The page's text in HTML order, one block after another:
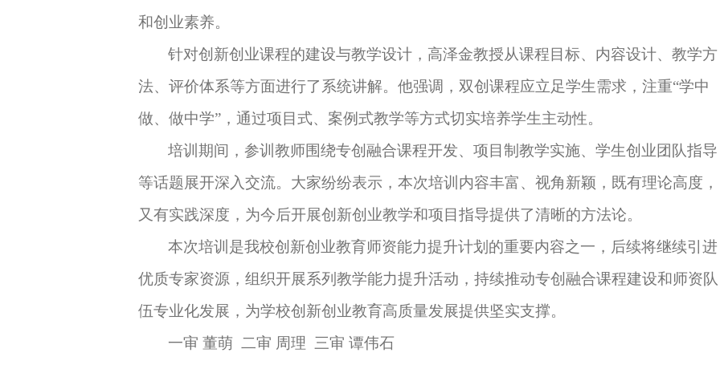
和创业素养。
针对创新创业课程的建设与教学设计 ，高泽金教授从课程目标、内容设计、教学方
法、评价体系等方面进行了系统讲解。他强调，双创课程应立足学生需求，注重“学中
做、做中学”，通过项目 式、案例式教学等方式切实培养学生主动性。
培训期间，参训教师围绕专创融合课程开发、项目制教学实施、学生创业团队指导
等话题展开深入交流。大家纷纷表示，本次培训内容丰富、视角新颖，既有理论高度，
又有实践深度，为今后开展创新创业教学和项目指导提供了清晰的方法论。
本次培训是我校创新创业教育师资能力提升计划的重要内容之一 ， 后续将继续引进
优质专家资源，组织开展系列教学能力提升活动，持续推动专创融合课程建设和师资队
伍专业化发展，为学校创新创业教育高质量发展提供坚实支撑。
一审 董萌 二审 周理 三审 谭伟石